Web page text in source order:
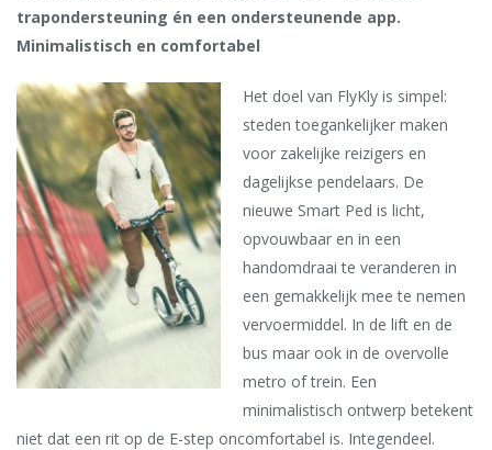
trapondersteuning én een ondersteunende app.
Minimalistisch en comfortabel
Het doel van FlyKly is simpel:
steden toegankelijker maken
voor zakelijke reizigers en
dagelijkse pendelaars. De
nieuwe Smart Ped is licht,
opvouwbaar en in een
handomdraai te veranderen in
een gemakkelijk mee te nemen
vervoermiddel. In de lift en de
bus maar ook in de overvolle
metro of trein. Een
minimalistisch ontwerp betekent
niet dat een rit op de E-step oncomfortabel is. Integendeel.